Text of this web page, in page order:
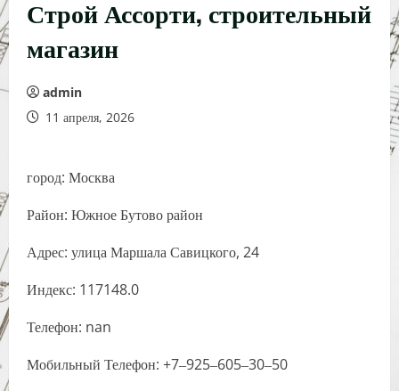
Строй Ассорти, строительный
магазин
admin
11 апреля, 2026
город: Москва
Район: Южное Бутово район
Адрес: улица Маршала Савицкого, 24
Индекс: 117148.0
Телефон: nan
Мобильный Телефон: +7‒925‒605‒30‒50